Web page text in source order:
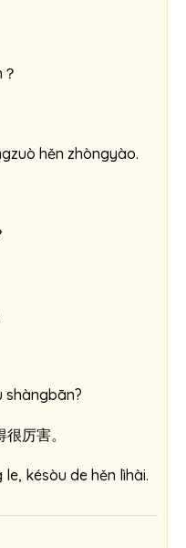
hěn zhòngyào.
shàngbān?
厉害。
késòu de hěn lìhài.